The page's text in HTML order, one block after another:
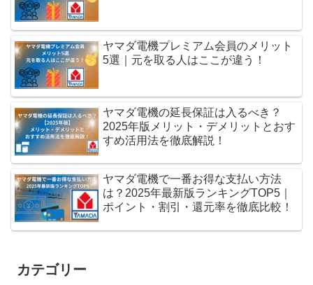
ヤマダ電機プレミアム会員のメリット
5選｜元を取る人はここが違う！
ヤマダ電機の延長保証は入るべき？
2025年版メリット・デメリットとおす
すめ活用法を徹底解説！
ヤマダ電機で一番お得な支払い方法
は？2025年最新版ランキングTOP5｜
ポイント・割引・還元率を徹底比較！
カテゴリー